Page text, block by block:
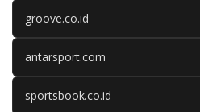
groove.co.id
antarsport.com
sportsbook.co.id